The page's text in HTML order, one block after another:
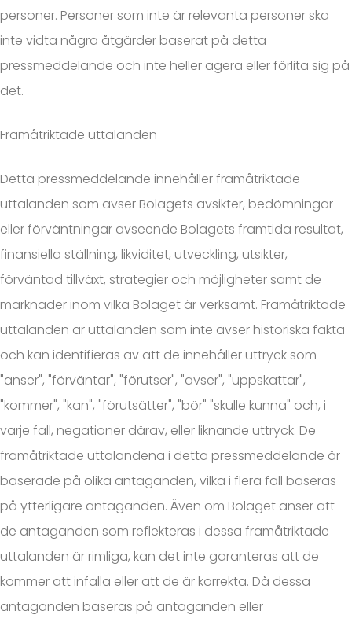
personer. Personer som inte är relevanta personer ska
inte vidta några åtgärder baserat på detta
pressmeddelande och inte heller agera eller förlita sig på
det.
Framåtriktade uttalanden
Detta pressmeddelande innehåller framåtriktade
uttalanden som avser Bolagets avsikter, bedömningar
eller förväntningar avseende Bolagets framtida resultat,
finansiella ställning, likviditet, utveckling, utsikter,
förväntad tillväxt, strategier och möjligheter samt de
marknader inom vilka Bolaget är verksamt. Framåtriktade
uttalanden är uttalanden som inte avser historiska fakta
och kan identifieras av att de innehåller uttryck som
"anser", "förväntar", "förutser", "avser", "uppskattar",
"kommer", "kan", "förutsätter", "bör" "skulle kunna" och, i
varje fall, negationer därav, eller liknande uttryck. De
framåtriktade uttalandena i detta pressmeddelande är
baserade på olika antaganden, vilka i flera fall baseras
på ytterligare antaganden. Även om Bolaget anser att
de antaganden som reflekteras i dessa framåtriktade
uttalanden är rimliga, kan det inte garanteras att de
kommer att infalla eller att de är korrekta. Då dessa
antaganden baseras på antaganden eller